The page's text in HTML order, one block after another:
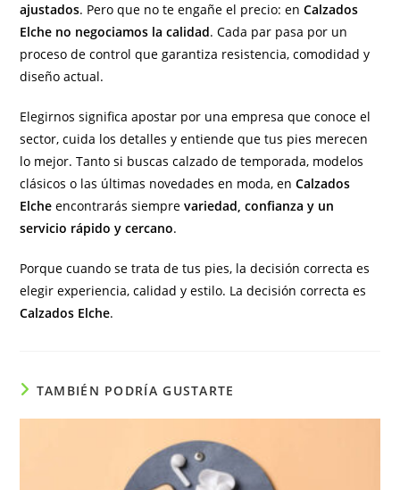
ajustados. Pero que no te engañe el precio: enCalzados
Elche no negociamos la calidad. Cada par pasa por un
proceso de control que garantiza resistencia, comodidad y
diseño actual.
Elegirnos significa apostar por una empresa que conoce el
sector, cuida los detalles y entiende que tus pies merecen
lo mejor. Tanto si buscas calzado de temporada, modelos
clásicos o las últimas novedades en moda, enCalzados
Elche encontrarás siemprevariedad, confianza y un
servicio rápido y cercano.
Porque cuando se trata de tus pies, la decisión correcta es
elegir experiencia, calidad y estilo. La decisión correcta es
Calzados Elche.
TAMBIÉN PODRÍA GUSTARTE